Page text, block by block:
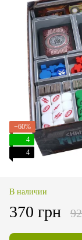
−60%
4
4
В наличии
370 грн